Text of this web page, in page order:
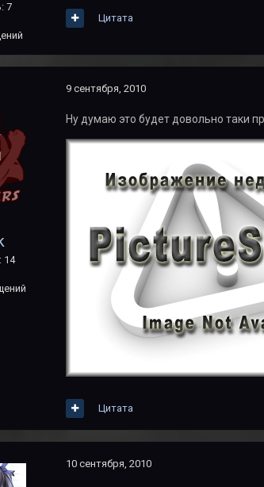
7
Цитата
14
9 сентября, 2010
Ну думаю это будет довольно таки
Цитата
10 сентября, 2010